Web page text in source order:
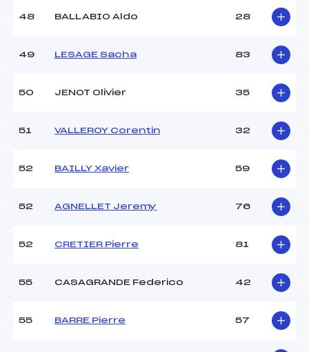
48 BALLABIO Aldo 28
49 LESAGE Sacha 83
50 JENOT Olivier 35
51 VALLEROY Corentin 32
52 BAILLY Xavier 59
52 AGNELLET Jeremy 76
52 CRETIER Pierre 81
55 CASAGRANDE Federico 42
55 BARRE Pierre 57